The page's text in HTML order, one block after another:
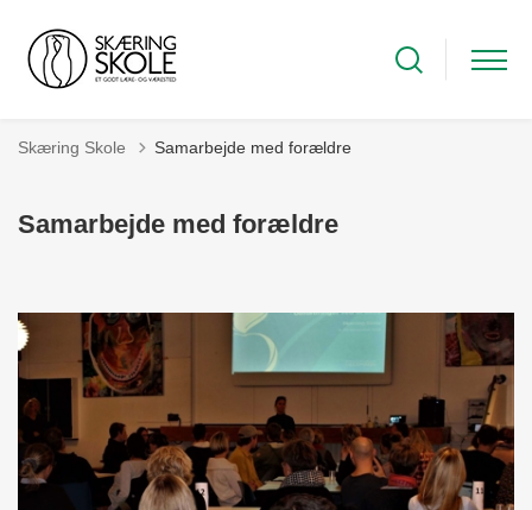
Skæring Skole Samarbejde med forældre
Samarbejde med forældre